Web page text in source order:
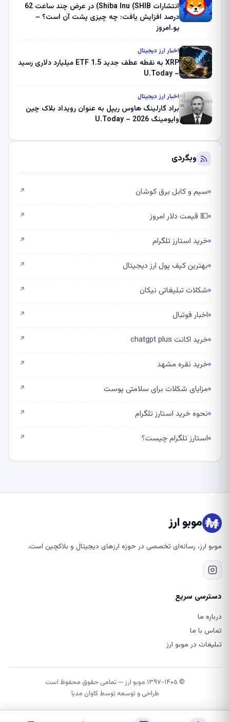
انتشارات Shiba Inu (SHIB) در عرض چند ساعت 62
درصد افزایش یافت: چه چیزی پشت آن است؟ –
یو.امروز
اخبار ارز دیجیتال
XRP به نقطه عطف جدید ETF 1.5 میلیارد دلاری رسید
– U.Today
اخبار ارز دیجیتال
براد گارلینگ هاوس ریپل به عنوان رویداد بلاک چین
وایومینگ 2026 – U.Today
وبگردی
سیم و کابل برق کوشان ↗
💵 قیمت دلار امروز ↗
خرید استارز تلگرام ↗
بهترین کیف پول ارز دیجیتال ↗
شکلات تبلیغاتی نیکان ↗
اخبار فوتبال ↗
خرید اکانت chatgpt plus ↗
خرید نقره مشهد ↗
مزایای شکلات برای سلامتی پوست ↗
نحوه خرید استارز تلگرام ↗
استارز تلگرام چیست؟ ↗
موبو ارز
موبو ارز، رسانه‌ای تخصصی در حوزه ارزهای دیجیتال و بلاکچین است.
دسترسی سریع
درباره ما
تماس با ما
تبلیغات در موبو ارز
© ۱۳۹۷-۱۴۰۵ موبو ارز — تمامی حقوق محفوظ است
طراحی و توسعه توسطکاوان مدیا